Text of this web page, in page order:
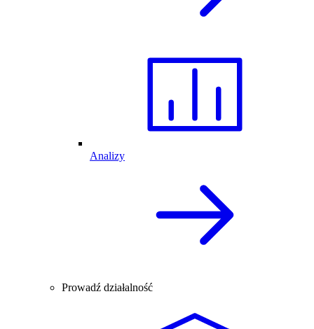
Analizy
Prowadź działalność